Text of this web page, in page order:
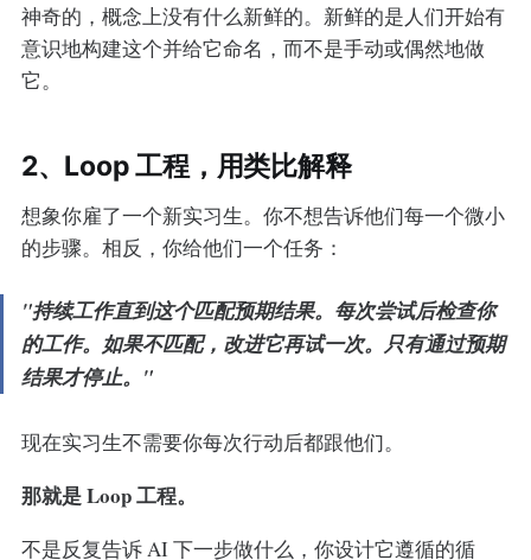
神奇的，概念上没有什么新鲜的。新鲜的是人们开始有
意识地构建这个并给它命名，而不是手动或偶然地做
它。
2、Loop 工程，用类比解释
想象你雇了一个新实习生。你不想告诉他们每一个微小
的步骤。相反，你给他们一个任务：
"持续工作直到这个匹配预期结果。每次尝试后检查你
的工作。如果不匹配，改进它再试一次。只有通过预期
结果才停止。"
现在实习生不需要你每次行动后都跟他们。
那就是 Loop 工程。
不是反复告诉 AI 下一步做什么，你设计它遵循的循